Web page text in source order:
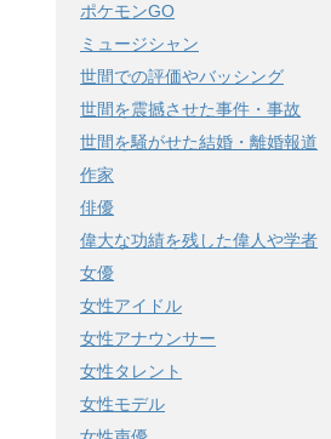
ポケモンGO
ミュージシャン
世間での評価やバッシング
世間を震撼させた事件・事故
世間を騒がせた結婚・離婚報道
作家
俳優
偉大な功績を残した偉人や学者
女優
女性アイドル
女性アナウンサー
女性タレント
女性モデル